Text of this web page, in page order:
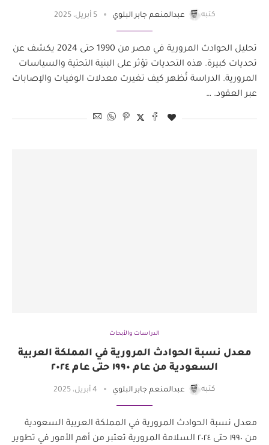
كتبه عبدالمنعم جابر البلوي 5 أبريل، 2025
تحليل الحوادث المرورية في مصر من 1990 حتى 2024 يكشف عن
تحديات كبيرة. هذه التحديات تؤثر على البنية التحتية والسياسات
المرورية. الدراسة تُظهر كيف تغيرت معدلات الوفيات والإصابات
عبر العقود. …
الدراسات والأبحاث
معدل نسبة الحوادث المرورية في المملكة العربية
السعودية من عام ١٩٩٠ حتى عام ٢٠٢٤
كتبه عبدالمنعم جابر البلوي 4 أبريل، 2025
معدل نسبة الحوادث المرورية في المملكة العربية السعودية
من ١٩٩٠ حتى ٢٠٢٤ السلامة المرورية تعتبر من أهم الأمور في تطوير